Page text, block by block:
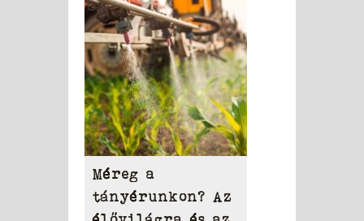
Méreg a
tányérunkon? Az